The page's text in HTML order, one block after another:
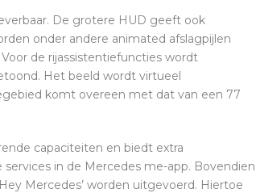
De grotere HUD geeft ook
onder andere animated afslagpijlen
de rijassistentiefuncties wordt
Het beeld wordt virtueel
komt overeen met dat van een 77
capaciteiten en biedt extra
in de Mercedes me-app. Bovendien
Mercedes’ worden uitgevoerd. Hiertoe